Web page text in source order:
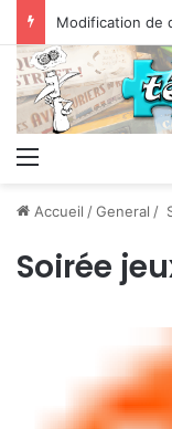
Modification de
Menu
Accueil /General /
Soirée